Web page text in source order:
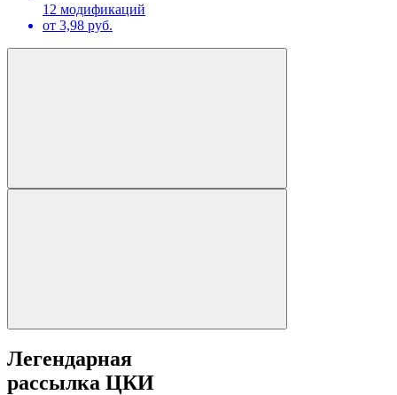
12 модификаций
от 3,98 руб.
Легендарная
рассылка ЦКИ